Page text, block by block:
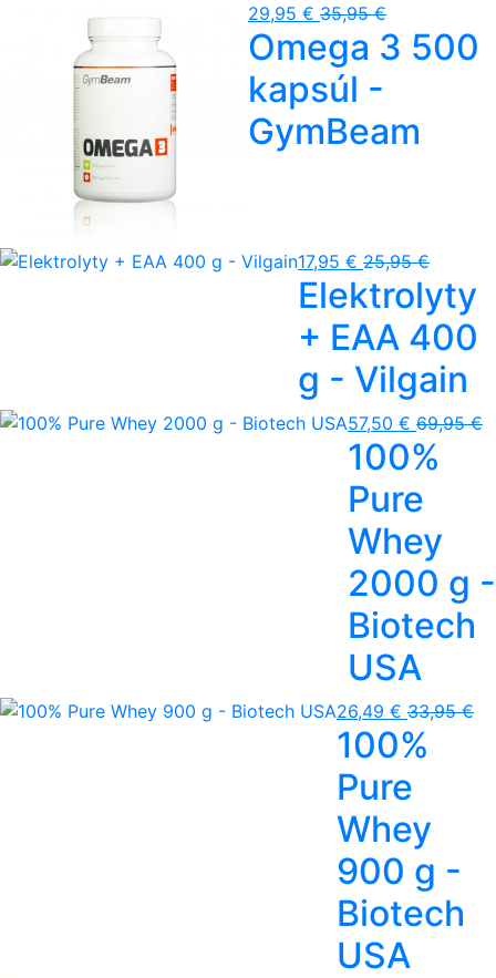
29,95 € 35,95 €
Omega 3 500
kapsúl -
GymBeam
17,95 € 25,95 €
Elektrolyty
+ EAA 400
g - Vilgain
57,50 € 69,95 €
100%
Pure
Whey
2000 g -
Biotech
USA
26,49 € 33,95 €
100%
Pure
Whey
900 g -
Biotech
USA